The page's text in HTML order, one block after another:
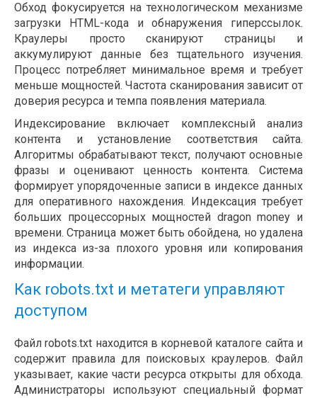
Обход фокусируется на технологическом механизме
загрузки HTML-кода и обнаружения гиперссылок.
Краулеры просто сканируют страницы и
аккумулируют данные без тщательного изучения.
Процесс потребляет минимальное время и требует
меньше мощностей. Частота сканирования зависит от
доверия ресурса и темпа появления материала.
Индексирование включает комплексный анализ
контента и установление соответствия сайта.
Алгоритмы обрабатывают текст, получают основные
фразы и оценивают ценность контента. Система
формирует упорядоченные записи в индексе данных
для оперативного нахождения. Индексация требует
больших процессорных мощностей dragon money и
времени. Страница может быть обойдена, но удалена
из индекса из-за плохого уровня или копирования
информации.
Как robots.txt и метатеги управляют
доступом
Файл robots.txt находится в корневой каталоге сайта и
содержит правила для поисковых краулеров. Файл
указывает, какие части ресурса открыты для обхода.
Администраторы используют специальный формат